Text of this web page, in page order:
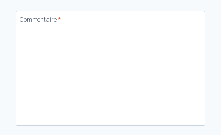
Commentaire *